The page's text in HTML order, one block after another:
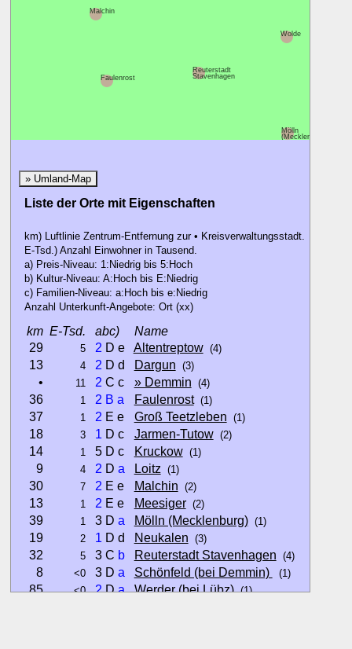
Wolde
Mölln
(Mecklenburg)
Faulenrost
Reuterstadt
Stavenhagen
Malchin
» Umland-Map
Liste der Orte mit Eigenschaften
km) Luftlinie Zentrum-Entfernung zur • Kreisverwaltungsstadt.
E-Tsd.) Anzahl Einwohner in Tausend.
a) Preis-Niveau: 1:Niedrig bis 5:Hoch
b) Kultur-Niveau: A:Hoch bis E:Niedrig
c) Familien-Niveau: a:Hoch bis e:Niedrig
Anzahl Unterkunft-Angebote: Ort (xx)
km E-Tsd. abc)
Name
29
5 2 D e Altentreptow (4)
13 4 2 D d Dargun (3)
• 11 2 C c » Demmin (4)
36 1 2 B a Faulenrost (1)
37 1 2 E e Groß Teetzleben (1)
18 3 1 D c Jarmen-Tutow (2)
14 1 5 D c Kruckow (1)
9 4 2 D a Loitz (1)
30 7 2 E e Malchin (2)
13 1 2 E e Meesiger (2)
39 1 3 D a Mölln (Mecklenburg) (1)
19 2 1 D d Neukalen (3)
32 5 3 C b Reuterstadt Stavenhagen (4)
8 <0 3 D a Schönfeld (bei Demmin) (1)
85 <0 2Da Werder (bei Lübz) (1)